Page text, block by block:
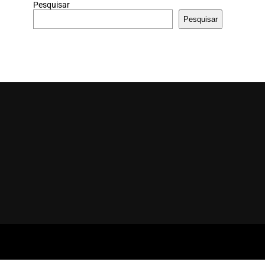
Pesquisar
Pesquisar